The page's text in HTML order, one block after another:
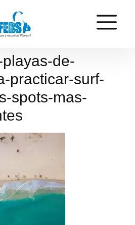
de-
practicar-surf-
spots-mas-